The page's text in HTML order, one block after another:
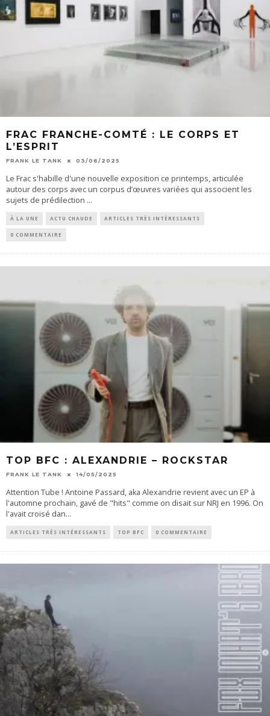
FRAC FRANCHE-COMTÉ : LE CORPS ET
L’ESPRIT
FRANK LE TANK 03/06/2025
Le Frac s'habille d'une nouvelle exposition ce printemps, articulée
autour des corps avec un corpus d’œuvres variées qui associent les
sujets de prédilection ...
À LA UNE ACTU CHAUDE ARTICLES TRÈS INTÉRESSANTS
0 COMMENTAIRE
TOP BFC : ALEXANDRIE – ROCKSTAR
FRANK LE TANK 14/05/2025
Attention Tube ! Antoine Passard, aka Alexandrie revient avec un EP à
l'automne prochain, gavé de "hits" comme on disait sur NRJ en 1996. On
l'avait croisé dan...
ARTICLES TRÈS INTÉRESSANTS TOP BFC 0 COMMENTAIRE